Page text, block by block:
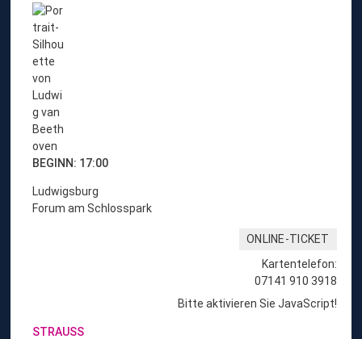
t
Ü
b
t
BEGINN: 17:00
Ludwigsburg
Forum am Schlosspark
ONLINE-TICKET
Kartentelefon:
07141 910 3918
Bitte aktivieren Sie JavaScript!
STRAUSS